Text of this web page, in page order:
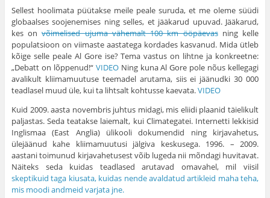
Sellest hoolimata püütakse meile peale suruda, et me oleme süüdi
globaalses soojenemises ning selles, et jääkarud upuvad. Jääkarud,
kes onvõimelised ujuma vähemalt 100 km ööpäevasning kelle
populatsioon on viimaste aastatega kordades kasvanud. Mida ütleb
kõige selle peale Al Gore ise? Tema vastus on lihtne ja konkreetne:
„Debatt on lõppenud!“ VIDEONing kuna Al Gore pole nõus kellegagi
avalikult kliimamuutuse teemadel arutama, siis ei jäänudki 30 000
teadlasel muud üle, kui ta lihtsalt kohtusse kaevata.VIDEO
Kuid 2009. aasta novembris juhtus midagi, mis eliidi plaanid täielikult
paljastas. Seda teatakse laiemalt, kui Climategatei. Internetti lekkisid
Inglismaa (East Anglia) ülikooli dokumendid ning kirjavahetus,
ülejäänud kahe kliimamuutusi jälgiva keskusega. 1996. – 2009.
aastani toimunud kirjavahetusest võib lugeda nii mõndagi huvitavat.
Näiteks seda kuidas teadlased arutavad omavahel, mil viisil
skeptikuid taga kiusata, kuidas nende avaldatud artikleid maha teha,
mis moodi andmeid varjata jne.